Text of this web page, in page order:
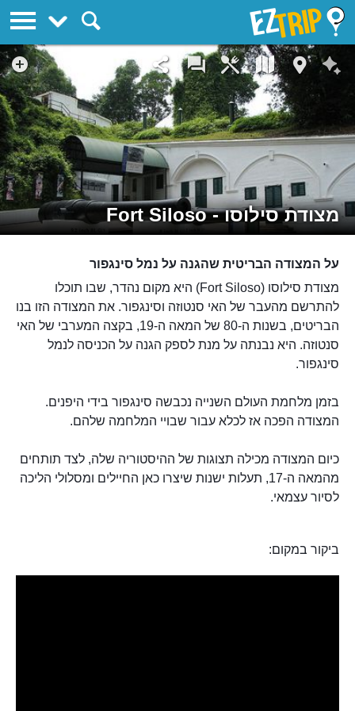
מצודת סילוסו - Fort Siloso
על המצודה הבריטית שהגנה על נמל סינגפור
מצודת סילוסו (Fort Siloso) היא מקום נהדר, שבו תוכלו
להתרשם מהעבר של האי סנטוזה וסינגפור. את המצודה הזו בנו
הבריטים, בשנות ה-80 של המאה ה-19, בקצה המערבי של האי
סנטוזה. היא נבנתה על מנת לספק הגנה על הכניסה לנמל
סינגפור.
בזמן מלחמת העולם השנייה נכבשה סינגפור בידי היפנים.
המצודה הפכה אז לכלא עבור שבויי המלחמה שלהם.
כיום המצודה מכילה תצוגות של ההיסטוריה שלה, לצד תותחים
מהמאה ה-17, תעלות ישנות שיצרו כאן החיילים ומסלולי הליכה
לסיור עצמאי.
ביקור במקום:
EZTrip